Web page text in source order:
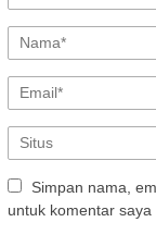
Simpan nama,
untuk komentar saya